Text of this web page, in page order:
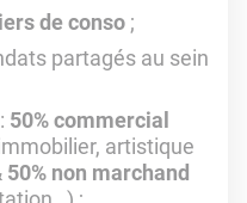
de conso ;
partagés au sein
50% commercial
artistique
50% non marchand